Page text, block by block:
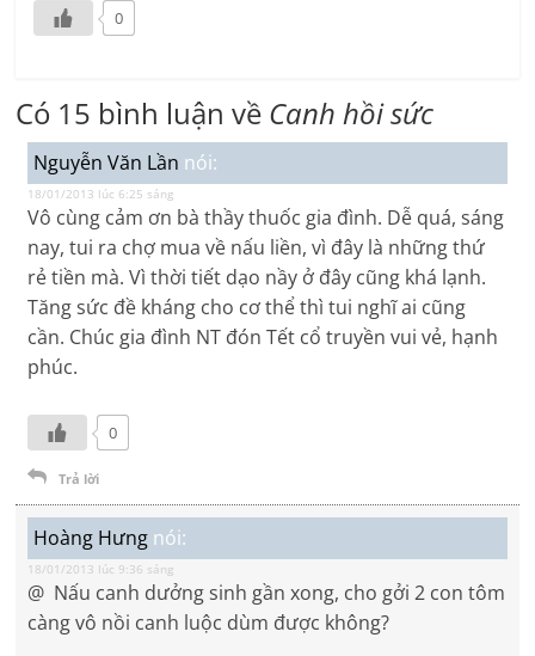
0
Có 15 bình luận về Canh hồi sức
Nguyễn Văn Lần nói:
18/01/2013 lúc 6:25 sáng
Vô cùng cảm ơn bà thầy thuốc gia đình. Dễ quá, sáng
nay, tui ra chợ mua về nấu liền, vì đây là những thứ
rẻ tiền mà. Vì thời tiết dạo nầy ở đây cũng khá lạnh.
Tăng sức đề kháng cho cơ thể thì tui nghĩ ai cũng
cần. Chúc gia đình NT đón Tết cổ truyền vui vẻ, hạnh
phúc.
0
Trả lời
Hoàng Hưng nói:
18/01/2013 lúc 9:36 sáng
@ Nấu canh dưởng sinh gần xong, cho gởi 2 con tôm
càng vô nồi canh luộc dùm được không?